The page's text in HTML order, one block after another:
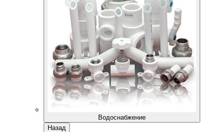
Водоснабжение
Назад